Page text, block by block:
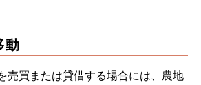
動
売買または貸借する場合には、農地